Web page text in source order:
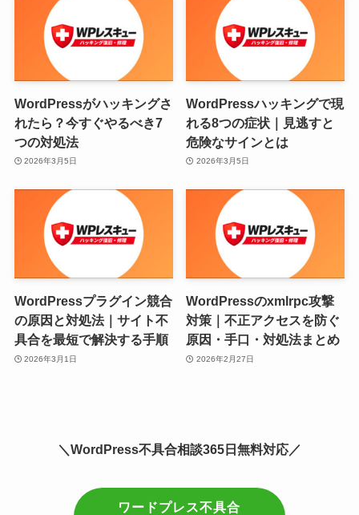
WordPressがハッキングさ
れたら？今すぐやるべき7
つの対処法
2026年3月5日
WordPressハッキングで現
れる8つの症状｜見逃すと
危険なサインとは
2026年3月5日
WordPressプラグイン競合
の原因と対処法｜サイト不
具合を最短で解決する手順
2026年3月1日
WordPressのxmlrpc攻撃
対策｜不正アクセスを防ぐ
原因・手口・対処法まとめ
2026年2月27日
＼WordPress不具合相談365日無料対応／
ワードプレス不具合